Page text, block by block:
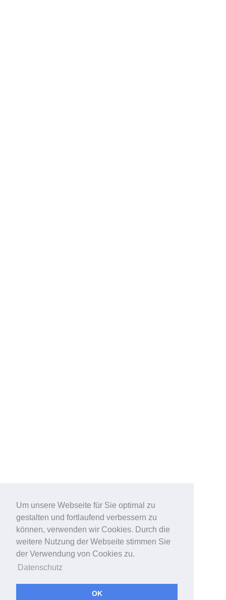
Um unsere Webseite für Sie optimal zu
gestalten und fortlaufend verbessern zu
können, verwenden wir Cookies. Durch die
weitere Nutzung der Webseite stimmen Sie
der Verwendung von Cookies zu.
Datenschutz
OK